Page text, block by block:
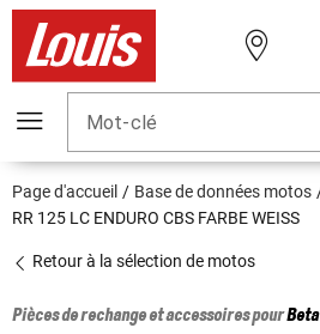
Mot-clé
Page d'accueil
Base de données motos
RR 125 LC ENDURO CBS FARBE WEISS
Retour à la sélection de motos
Pièces de rechange et accessoires pourBeta